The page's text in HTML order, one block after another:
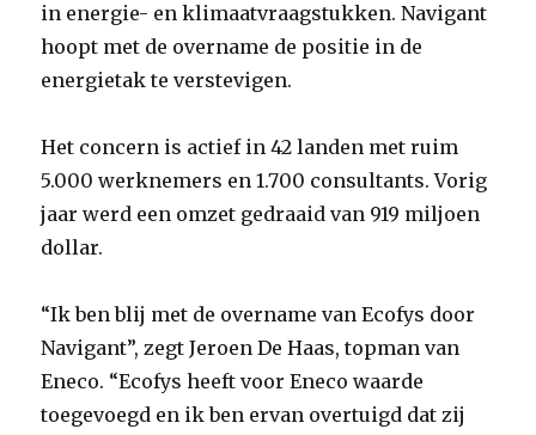
in energie- en klimaatvraagstukken. Navigant
hoopt met de overname de positie in de
energietak te verstevigen.
Het concern is actief in 42 landen met ruim
5.000 werknemers en 1.700 consultants. Vorig
jaar werd een omzet gedraaid van 919 miljoen
dollar.
“Ik ben blij met de overname van Ecofys door
Navigant”, zegt Jeroen De Haas, topman van
Eneco. “Ecofys heeft voor Eneco waarde
toegevoegd en ik ben ervan overtuigd dat zij